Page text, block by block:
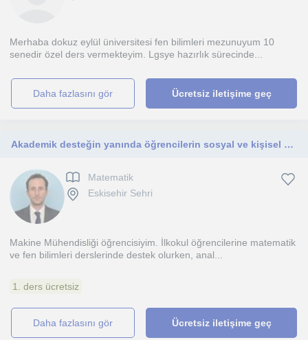
Merhaba dokuz eylül üniversitesi fen bilimleri mezunuyum 10
senedir özel ders vermekteyim. Lgsye hazırlık sürecinde...
daha fazlasını gör Ücretsiz iletişime geç
Akademik desteğin yanında öğrencilerin sosyal ve kişisel gelişimlerini de önemsiyorum.
Matematik
Eskisehir Sehri
Makine Mühendisliği öğrencisiyim. İlkokul öğrencilerine matematik
ve fen bilimleri derslerinde destek olurken, anal...
1. ders ücretsiz
daha fazlasını gör Ücretsiz iletişime geç